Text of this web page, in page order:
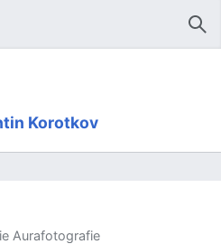
Korotkov
Aurafotografie